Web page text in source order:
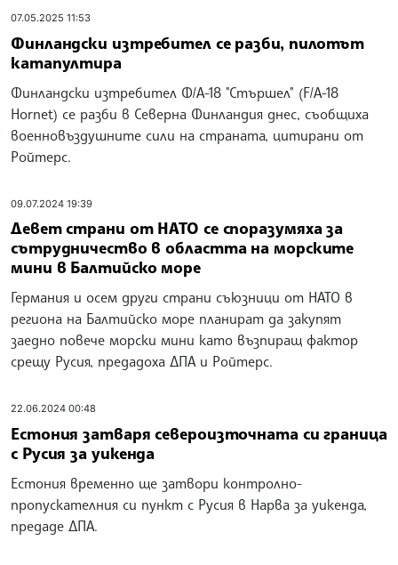
07.05.2025 11:53
Финландски изтребител се разби, пилотът
катапултира
Финландски изтребител Ф/А-18 "Стършел" (F/A-18
Hornet) се разби в Северна Финландия днес, съобщиха
военновъздушните сили на страната, цитирани от
Ройтерс.
09.07.2024 19:39
Девет страни от НАТО се споразумяха за
сътрудничество в областта на морските
мини в Балтийско море
Германия и осем други страни съюзници от НАТО в
региона на Балтийско море планират да закупят
заедно повече морски мини като възпиращ фактор
срещу Русия, предадоха ДПА и Ройтерс.
22.06.2024 00:48
Естония затваря североизточната си граница
с Русия за уикенда
Естония временно ще затвори контролно-
пропускателния си пункт с Русия в Нарва за уикенда,
предаде ДПА.